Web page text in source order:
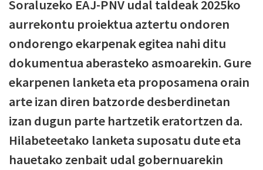
Soraluzeko EAJ-PNV udal taldeak 2025ko
aurrekontu proiektua aztertu ondoren
ondorengo ekarpenak egitea nahi ditu
dokumentua aberasteko asmoarekin. Gure
ekarpenen lanketa eta proposamena orain
arte izan diren batzorde desberdinetan
izan dugun parte hartzetik eratortzen da.
Hilabeteetako lanketa suposatu dute eta
hauetako zenbait udal gobernuarekin